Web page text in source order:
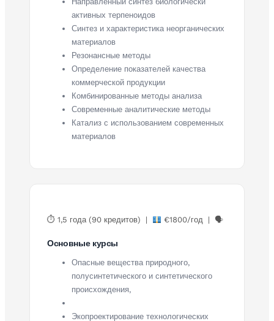
активных терпеноидов
Синтез и характеристика неорганических
материалов
Резонансные методы
Определение показателей качества
коммерческой продукции
Комбинированные методы анализа
Современные аналитические методы
Катализ с использованием современных
материалов
⏱ 1,5 года (90 кредитов) | €1800/год | 🗣
Основные курсы
Опасные вещества природного,
полусинтетического и синтетического
происхождения,
Экопроектирование технологических